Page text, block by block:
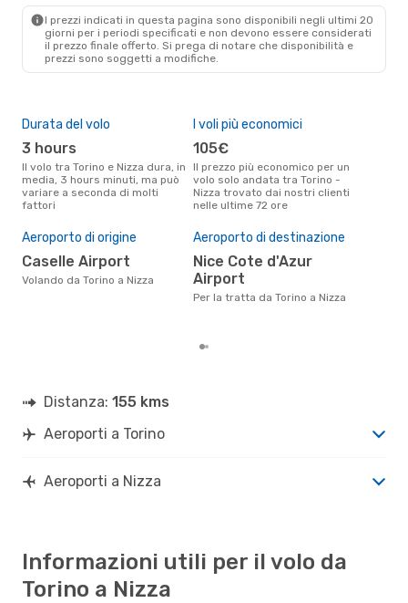
I prezzi indicati in questa pagina sono disponibili negli ultimi 20
giorni per i periodi specificati e non devono essere considerati
il ​​prezzo finale offerto. Si prega di notare che disponibilità e
prezzi sono soggetti a modifiche.
Durata del volo
3 hours
Il volo tra Torino e Nizza dura, in
media, 3 hours minuti, ma può
variare a seconda di molti
fattori
I voli più economici
105€
Il prezzo più economico per un
volo solo andata tra Torino -
Nizza trovato dai nostri clienti
nelle ultime 72 ore
Aeroporto di origine
Caselle Airport
Volando da Torino a Nizza
Aeroporto di destinazione
Nice Cote d'Azur
Airport
Per la tratta da Torino a Nizza
Distanza: 155 kms
Aeroporti a Torino
Aeroporti a Nizza
Informazioni utili per il volo da
Torino a Nizza